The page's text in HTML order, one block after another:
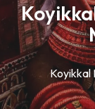
Koyikkal